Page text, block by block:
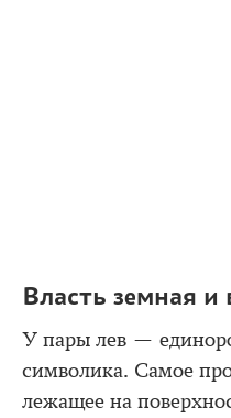
Власть земная и
У пары лев —
символика. Самое
лежащее на